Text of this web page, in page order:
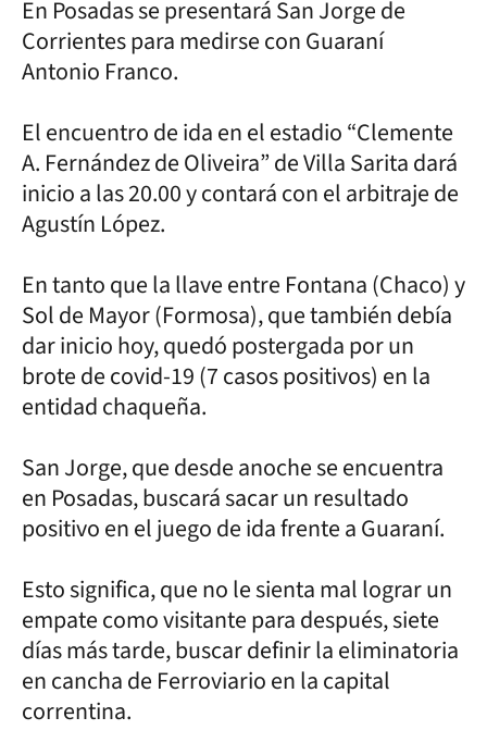
En Posadas se presentará San Jorge de
Corrientes para medirse con Guaraní
Antonio Franco.
El encuentro de ida en el estadio “Clemente
A. Fernández de Oliveira” de Villa Sarita dará
inicio a las 20.00 y contará con el arbitraje de
Agustín López.
En tanto que la llave entre Fontana (Chaco) y
Sol de Mayor (Formosa), que también debía
dar inicio hoy, quedó postergada por un
brote de covid-19 (7 casos positivos) en la
entidad chaqueña.
San Jorge, que desde anoche se encuentra
en Posadas, buscará sacar un resultado
positivo en el juego de ida frente a Guaraní.
Esto significa, que no le sienta mal lograr un
empate como visitante para después, siete
días más tarde, buscar definir la eliminatoria
en cancha de Ferroviario en la capital
correntina.